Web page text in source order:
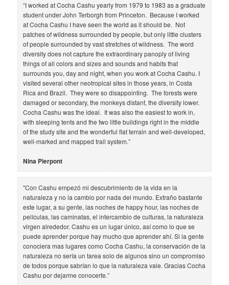
“I worked at Cocha Cashu yearly from 1979 to 1983 as a graduate
student under John Terborgh from Princeton. Because I worked
at Cocha Cashu I have seen the world as it should be. Not
patches of wildness surrounded by people, but only little clusters
of people surrounded by vast stretches of wildness. The word
diversity does not capture the extraordinary panoply of living
things of all colors and sizes and sounds and habits that
surrounds you, day and night, when you work at Cocha Cashu. I
visited several other neotropical sites in those years, in Costa
Rica and Brazil. They were so disappointing. The forests were
damaged or secondary, the monkeys distant, the diversity lower.
Cocha Cashu was the ideal. It was also the easiest to work in,
with sleeping tents and the two little buildings right in the middle
of the study site and the wonderful flat terrain and well-developed,
well-marked and mapped trail system.”
Nina Pierpont
"Con Cashu empezó mi descubrimiento de la vida en la
naturaleza y no la cambio por nada del mundo. Extraño bastante
este lugar, a su gente, las noches de happy hour, las noches de
películas, las caminatas, el intercambio de culturas, la naturaleza
virgen alrededor. Cashu es un lugar único, así como lo que se
puede aprender porque hay mucho que aprender ahí. Si la gente
conociera mas lugares como Cocha Cashu, la conservación de la
naturaleza no sería un tarea solo de algunos sino un compromiso
de todos porque sabrían lo que la naturaleza vale. Gracias Cocha
Cashu por dejarme conocerte.”